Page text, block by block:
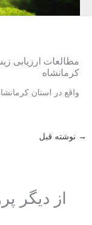
مطالعات ارزیابی
کرمانشاه
واقع در استان
→ نوشته قبل
از دیگر